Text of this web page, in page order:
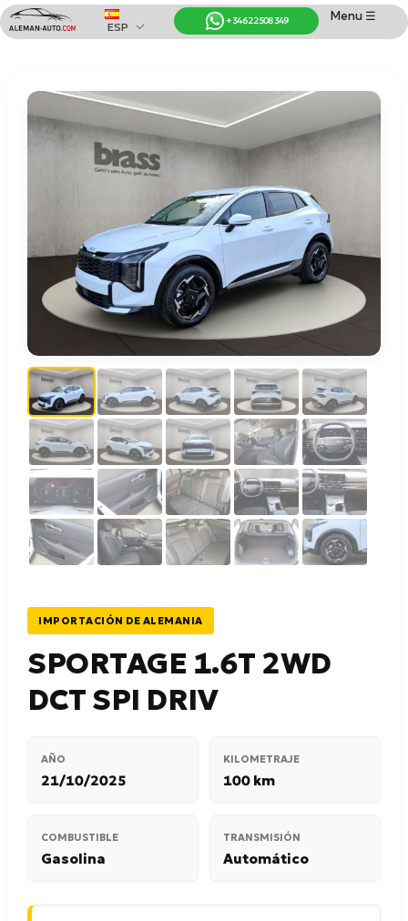
Coches de Alemania
Importación de Coches de Alemania
Menu ☰
+34 622 508 349
ESP
IMPORTACIÓN DE ALEMANIA
SPORTAGE 1.6T 2WD
DCT SPI DRIV
AÑO
21/10/2025
KILOMETRAJE
100 km
COMBUSTIBLE
Gasolina
TRANSMISIÓN
Automático